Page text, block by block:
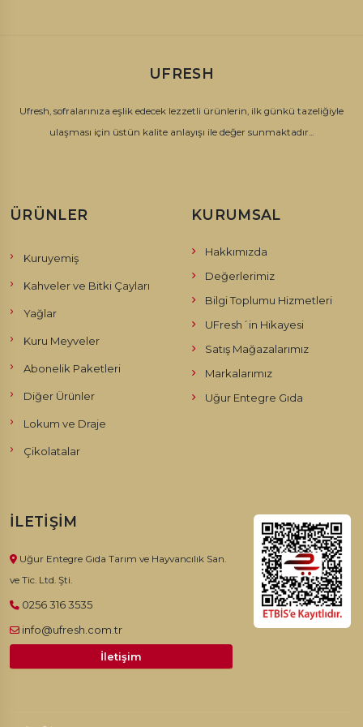
UFRESH
Ufresh, sofralarınıza eşlik edecek lezzetli ürünlerin, ilk günkü tazeliğiyle
ulaşması için üstün kalite anlayışı ile değer sunmaktadır...
ÜRÜNLER
Kuruyemiş
Kahveler ve Bitki Çayları
Yağlar
Kuru Meyveler
Abonelik Paketleri
Diğer Ürünler
Lokum ve Draje
Çikolatalar
KURUMSAL
Hakkımızda
Değerlerimiz
Bilgi Toplumu Hizmetleri
UFresh´in Hikayesi
Satış Mağazalarımız
Markalarımız
Uğur Entegre Gıda
İLETIŞIM
Uğur Entegre Gıda Tarım ve Hayvancılık San.
ve Tic. Ltd. Şti.
0256 316 3535
info@ufresh.com.tr
İletişim